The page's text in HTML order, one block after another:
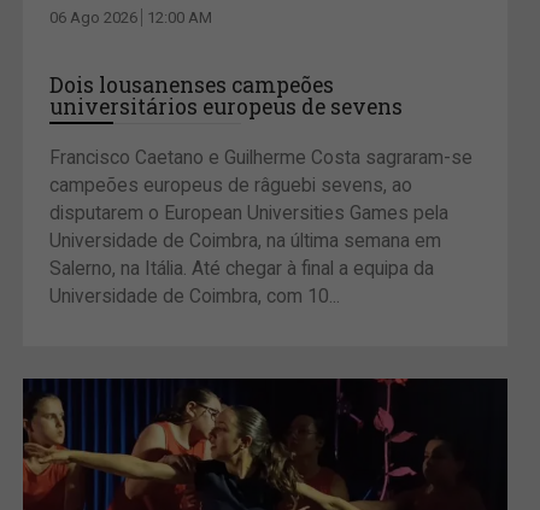
06 Ago 2026 12:00 AM
Dois lousanenses campeões
universitários europeus de sevens
Francisco Caetano e Guilherme Costa sagraram-se
campeões europeus de râguebi sevens, ao
disputarem o European Universities Games pela
Universidade de Coimbra, na última semana em
Salerno, na Itália. Até chegar à final a equipa da
Universidade de Coimbra, com 10...